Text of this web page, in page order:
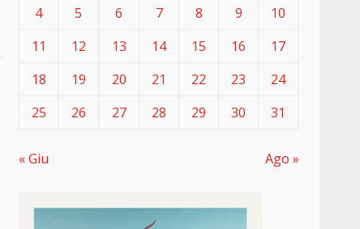
4
5 6 7 8 9
10
11
12 13 14 15 16
17
18
19 20 21 22 23
24
25
26 27 28 29 30 31
« Giu Ago »